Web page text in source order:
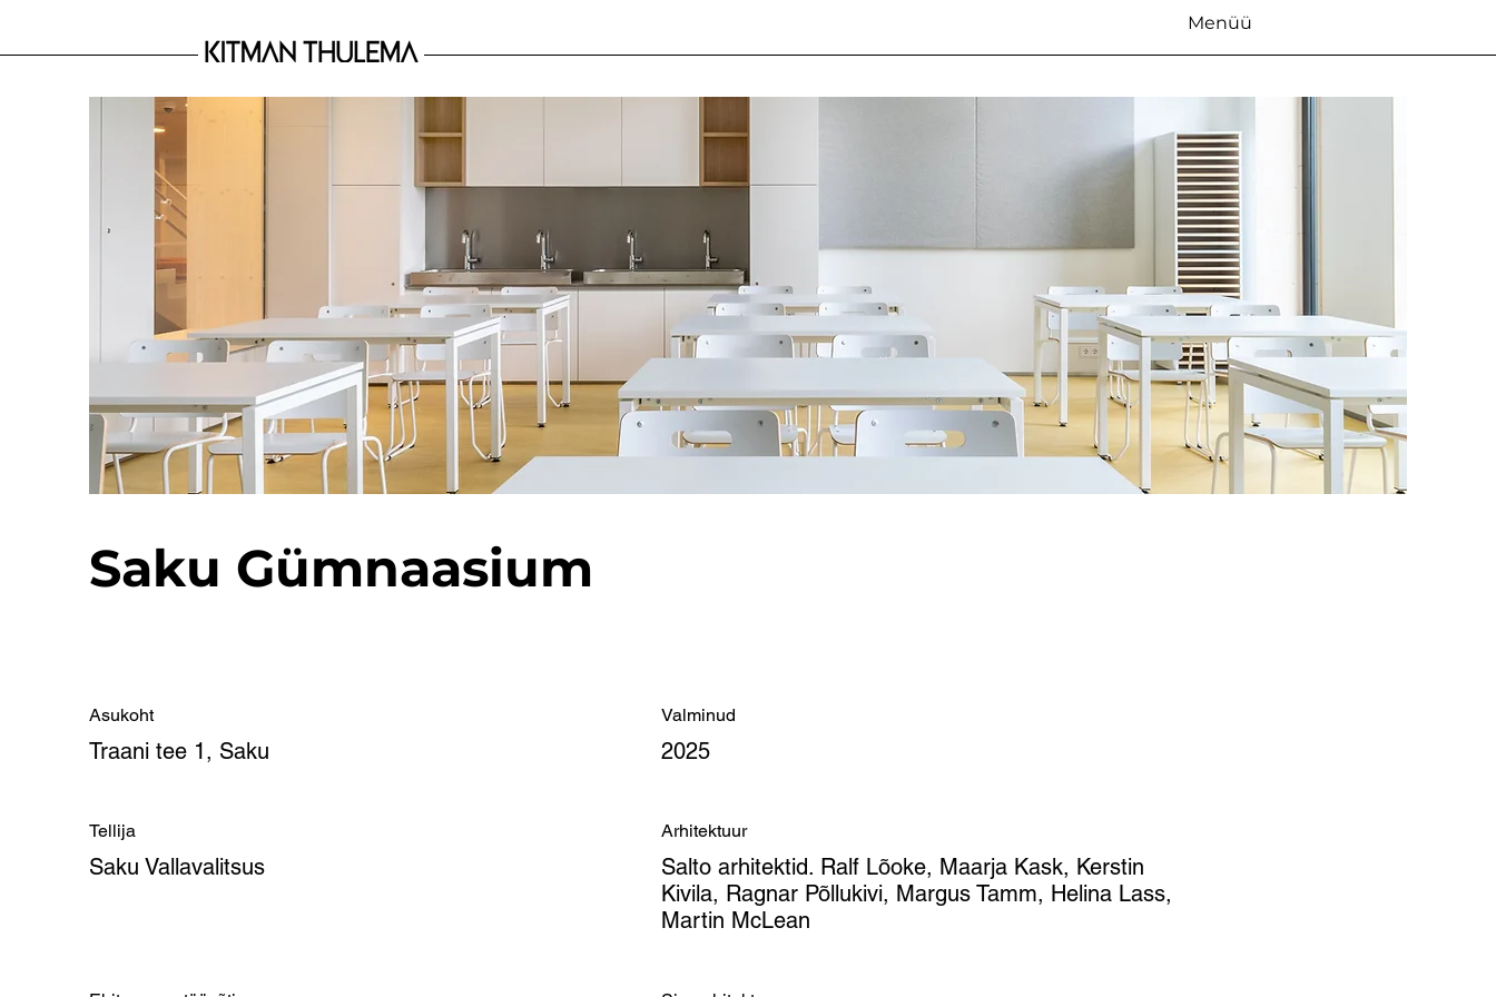
Menüü
Saku Gümnaasium
Asukoht
Traani tee 1, Saku
Tellija
Saku Vallavalitsus
Valminud
2025
Arhitektuur
Salto arhitektid. Ralf Lõoke, Maarja Kask, Kerstin
Kivila, Ragnar Põllukivi, Margus Tamm, Helina Lass,
Martin McLean